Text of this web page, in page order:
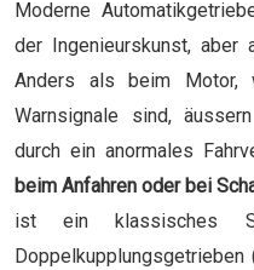
Moderne
der Ingenieurskunst, aber
Anders als beim Motor,
Warnsignale sind,
durch ein anormales
beim Anfahren oder bei
ist ein klassisches
Doppelkupplungsgetrieben